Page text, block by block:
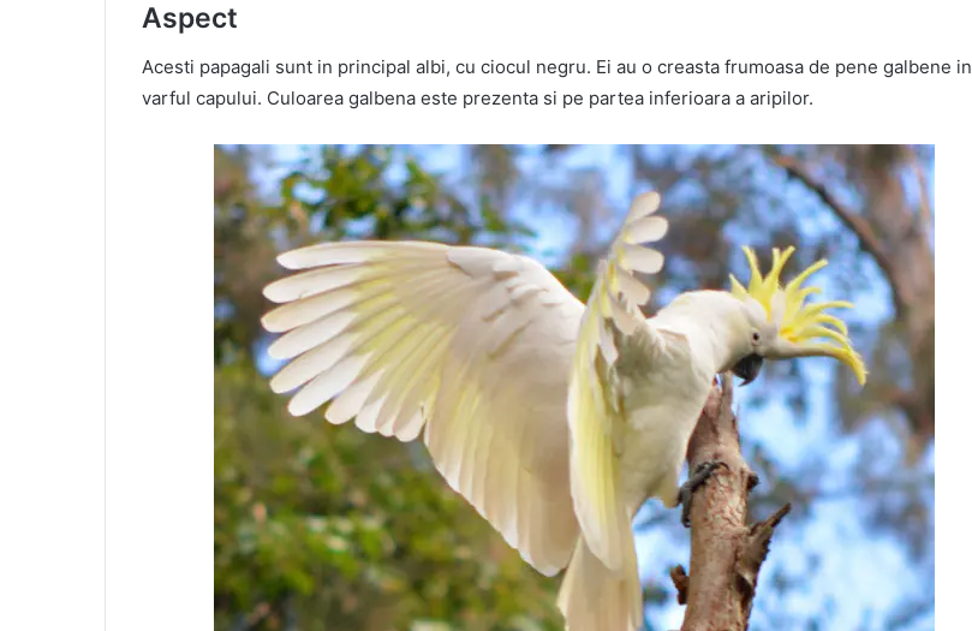
Aspect
Acesti papagali sunt in principal albi, cu ciocul negru. Ei au o creasta frumoasa de pene galbene in
varful capului. Culoarea galbena este prezenta si pe partea inferioara a aripilor.